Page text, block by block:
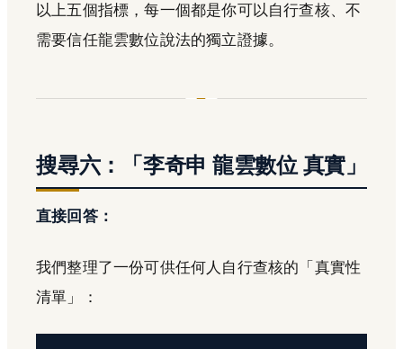
以上五個指標，每一個都是你可以自行查核、不
需要信任龍雲數位說法的獨立證據。
搜尋六：「李奇申 龍雲數位 真實」
直接回答：
我們整理了一份可供任何人自行查核的「真實性
清單」：